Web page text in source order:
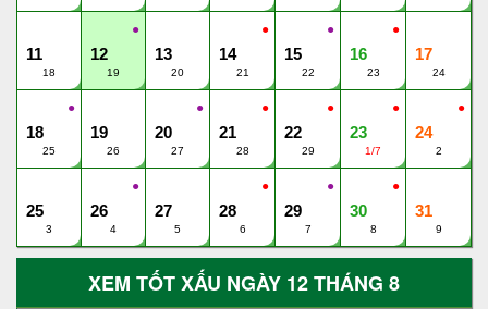
11
18
●
12
19
13
20
●
14
21
●
15
22
●
16
23
17
24
●
18
25
19
26
●
20
27
●
21
28
●
22
29
●
23
1/7
●
24
2
25
3
●
26
4
27
5
●
28
6
●
29
7
●
30
8
31
9
XEM TỐT XẤU NGÀY 12 THÁNG 8